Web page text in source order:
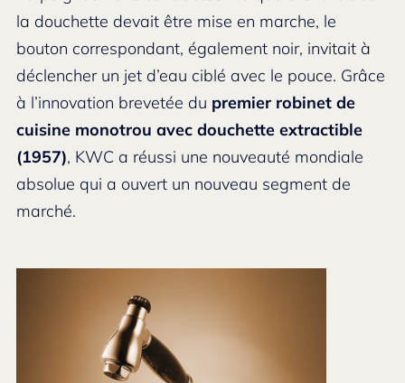
la douchette devait être mise en marche, le
bouton correspondant, également noir, invitait à
déclencher un jet d’eau ciblé avec le pouce. Grâce
à l’innovation brevetée du premier robinet de
cuisine monotrou avec douchette extractible
(1957), KWC a réussi une nouveauté mondiale
absolue qui a ouvert un nouveau segment de
marché.